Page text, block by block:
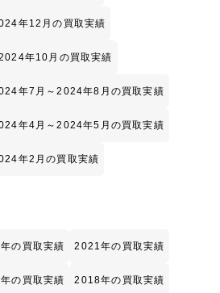
年12月の買取実績
年10月の買取実績
年7月～2024年8月の買取実績
年4月～2024年5月の買取実績
年2月の買取実績
の買取実績 2021年の買取実績
の買取実績 2018年の買取実績